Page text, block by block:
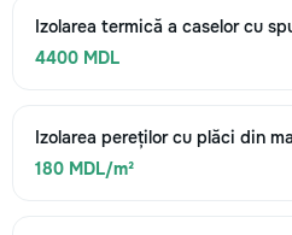
Izolarea termică a caselor cu
4400 MDL
Izolarea pereților cu plăci din
180 MDL/m²